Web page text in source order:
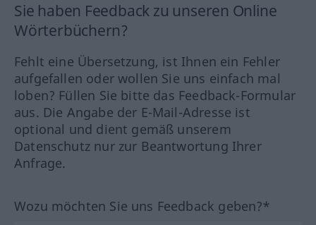
Sie haben Feedback zu unseren Online
Wörterbüchern?
Fehlt eine Übersetzung, ist Ihnen ein Fehler
aufgefallen oder wollen Sie uns einfach mal
loben? Füllen Sie bitte das Feedback-Formular
aus. Die Angabe der E-Mail-Adresse ist
optional und dient gemäß unserem
Datenschutz nur zur Beantwortung Ihrer
Anfrage.
Wozu möchten Sie uns Feedback geben?*